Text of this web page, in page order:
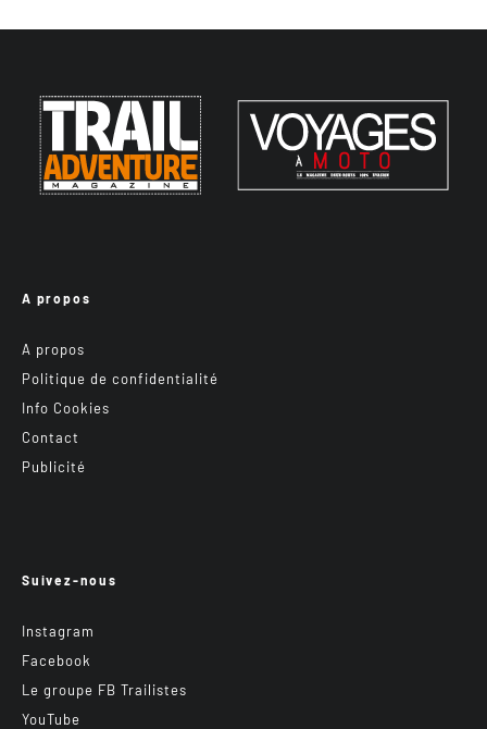
A propos
A propos
Politique de confidentialité
Info Cookies
Contact
Publicité
Suivez-nous
Instagram
Facebook
Le groupe FB Trailistes
YouTube